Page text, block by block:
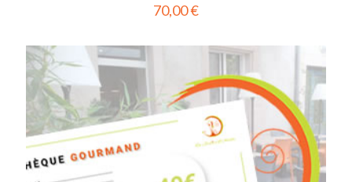
70,00€